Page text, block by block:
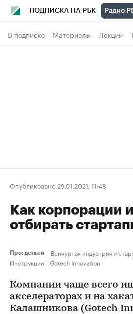
ПОДПИСКА НА РБК
В подписке Материалы Лекции
Опубликовано 29.01.2021, 11:48
Как корпорации
отбирать
Про: деньги
Венчурная индустрия и
Инструкции
Gotech Innovation
Компании чаще всего
акселераторах и на
Калашникова (Gotech